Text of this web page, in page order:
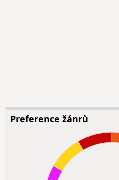
Preference žánrů